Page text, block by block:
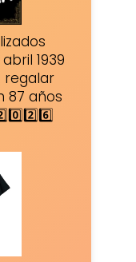
1939
regalar
87 años